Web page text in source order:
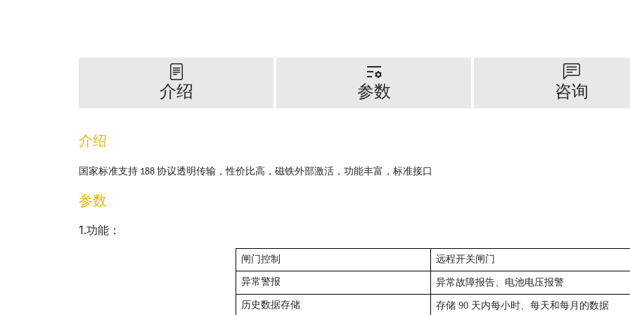
介绍 参数 咨询
介绍
国家标准支持 188 协议透明传输，性价比高，磁铁外部激活，功能丰富，标准接口
参数
1.功能：
闸门控制 远程开关闸门
异常警报 异常故障报告、电池电压报警
历史数据存储 存储 90 天内每小时、每天和每月的数据